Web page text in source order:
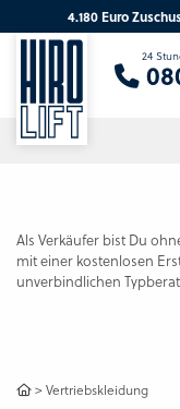
Als Verkäufer bist Du
mit einer kostenlosen
unverbindlichen
>Vertriebskleidung
4.180 Euro
24
Ihre PLZ